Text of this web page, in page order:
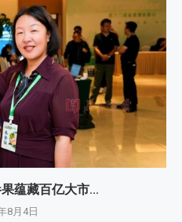
蕴藏百亿大市...
8月4日